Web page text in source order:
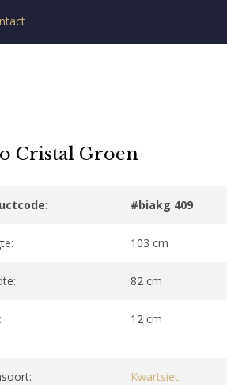
Cristal Groen
#biakg 409
103 cm
82 cm
12 cm
Kwartsiet